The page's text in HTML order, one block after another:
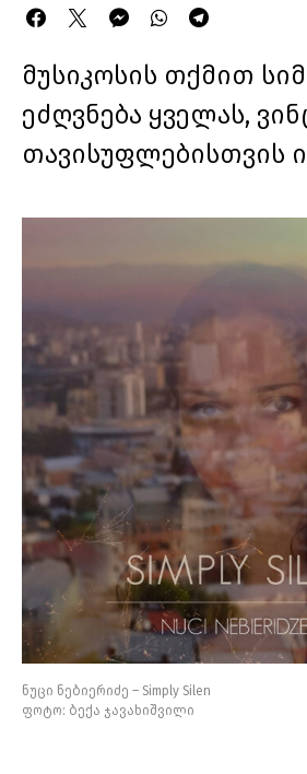
მუსიკოსის თქმით
ეძღვნება ყველას,
თავისუფლებისთვის
ნუცი ნებიერიძე – Simply Silen
ფოტო: ბექა ჯავახიშვილი